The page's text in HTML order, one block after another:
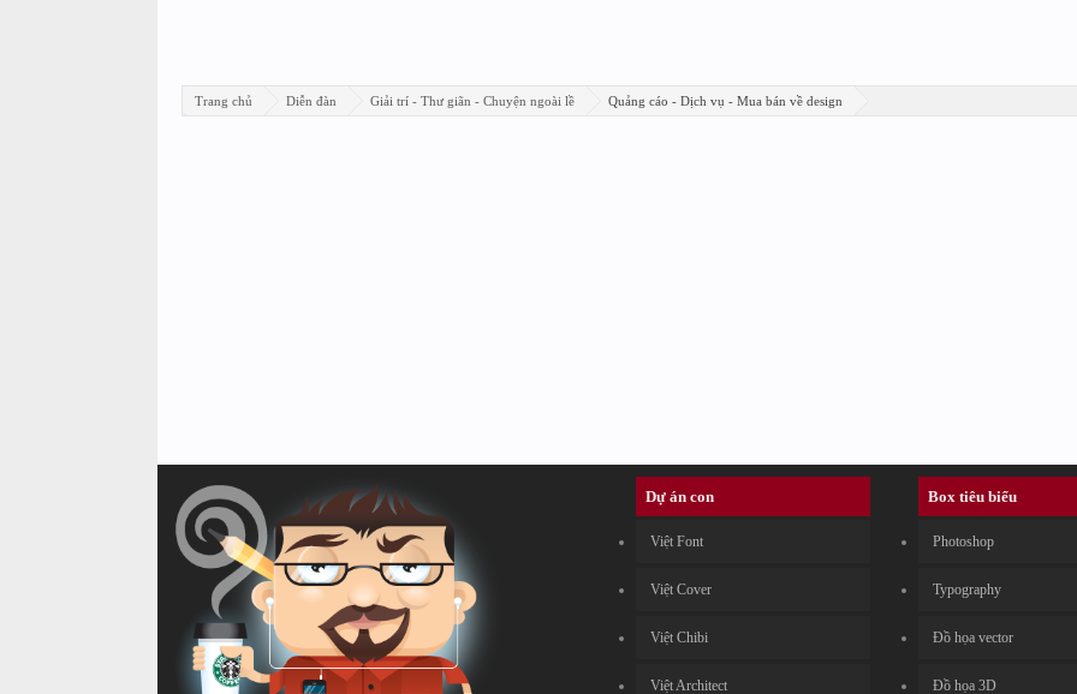
Trang chủ Diễn đàn Giải trí - Thư giãn - Chuyện ngoài lề Quảng cáo - Dịch vụ - Mua bán về design
Dự án con
Việt Font
Việt Cover
Việt Chibi
Việt Architect
Box tiêu biểu
Photoshop
Typography
Đồ họa vector
Đồ họa 3D